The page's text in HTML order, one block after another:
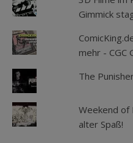
Gimmick
mehr - CGC
The
Weekend of
alter Spaß!